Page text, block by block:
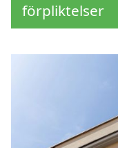
förpliktelser